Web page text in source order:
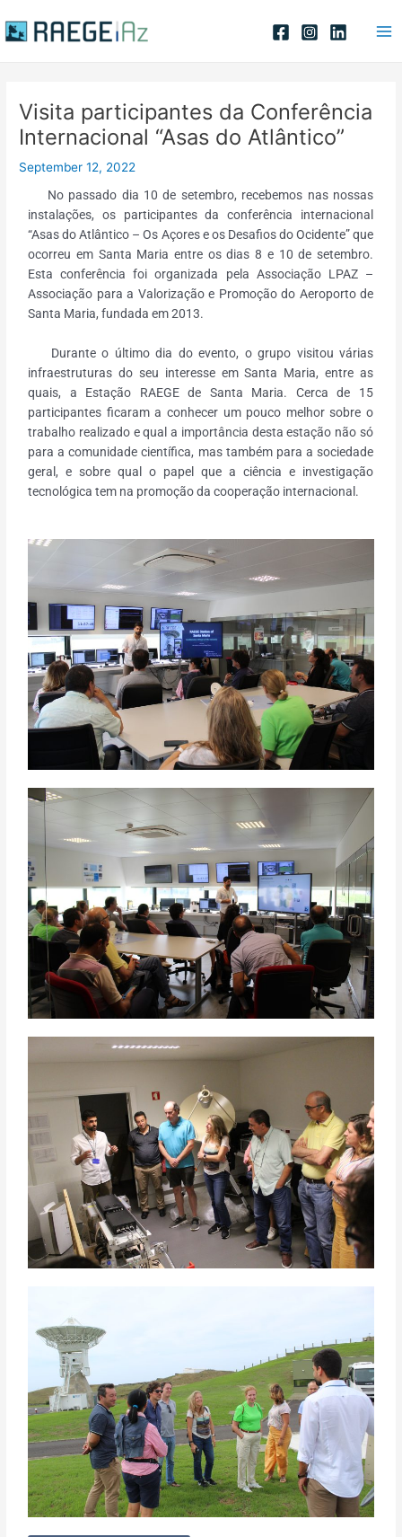
to
Visita participantes da Conferência
Internacional “Asas do Atlântico”
September 12, 2022
No passado dia 10 de setembro, recebemos nas nossas
instalações, os participantes da conferência internacional
“Asas do Atlântico – Os Açores e os Desafios do Ocidente” que
ocorreu em Santa Maria entre os dias 8 e 10 de setembro.
Esta conferência foi organizada pela Associação LPAZ –
Associação para a Valorização e Promoção do Aeroporto de
Santa Maria, fundada em 2013.
Durante o último dia do evento, o grupo visitou várias
infraestruturas do seu interesse em Santa Maria, entre as
quais, a Estação RAEGE de Santa Maria. Cerca de 15
participantes ficaram a conhecer um pouco melhor sobre o
trabalho realizado e qual a importância desta estação não só
para a comunidade científica, mas também para a sociedade
geral, e sobre qual o papel que a ciência e investigação
tecnológica tem na promoção da cooperação internacional.
navigation